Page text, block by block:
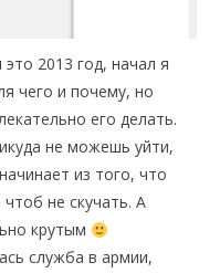
2013 год, начал я
чего и почему, но
его делать.
не можешь уйти,
из того, что
не скучать. А
крутым
служба в армии,